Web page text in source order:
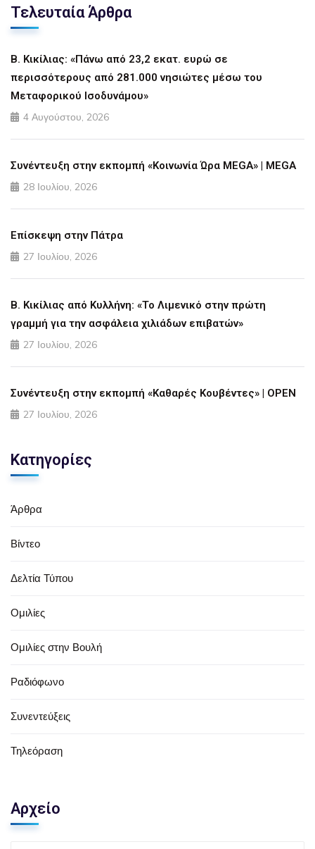
Τελευταία Άρθρα
Β. Κικίλιας: «Πάνω από 23,2 εκατ. ευρώ σε
περισσότερους από 281.000 νησιώτες μέσω του
Μεταφορικού Ισοδυνάμου»
4 Αυγούστου, 2026
Συνέντευξη στην εκπομπή «Κοινωνία Ώρα MEGA» | MEGA
28 Ιουλίου, 2026
Επίσκεψη στην Πάτρα
27 Ιουλίου, 2026
Β. Κικίλιας από Κυλλήνη: «Το Λιμενικό στην πρώτη
γραμμή για την ασφάλεια χιλιάδων επιβατών»
27 Ιουλίου, 2026
Συνέντευξη στην εκπομπή «Καθαρές Κουβέντες» | OPEN
27 Ιουλίου, 2026
Κατηγορίες
Άρθρα
Βίντεο
Δελτία Τύπου
Ομιλίες
Ομιλίες στην Βουλή
Ραδιόφωνο
Συνεντεύξεις
Τηλεόραση
Αρχείο